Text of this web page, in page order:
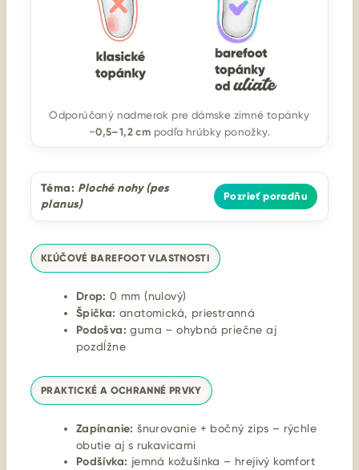
Odporúčaný nadmerok pre dámske zimné topánky
~0,5–1,2 cm podľa hrúbky ponožky.
Téma: Ploché nohy (pes
planus)
Pozrieť poradňu
KĽÚČOVÉ BAREFOOT VLASTNOSTI
Drop: 0 mm (nulový)
Špička: anatomická, priestranná
Podošva: guma – ohybná priečne aj
pozdĺžne
PRAKTICKÉ A OCHRANNÉ PRVKY
Zapínanie: šnurovanie + bočný zips – rýchle
obutie aj s rukavicami
Podšívka: jemná kožušinka – hrejivý komfort